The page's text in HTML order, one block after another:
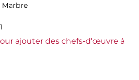
Marbre
ajouter des chefs-d'œuvre à